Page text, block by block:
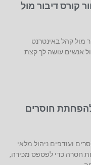
קורס דיבור מול
מול קהל באינטרנט
אנשים עושה לך קצת
להפחתת חוסרים
ועודפים ניהול מלאי
חסרה כדי לפספס מכירה,